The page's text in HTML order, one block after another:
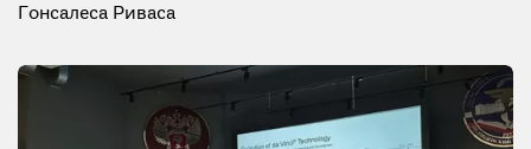
Гонсалеса Риваса